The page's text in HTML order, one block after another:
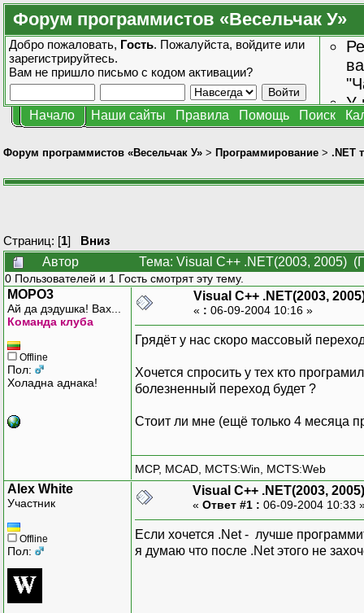
Форум программистов «Весельчак У»
Добро пожаловать, Гость. Пожалуйста, войдите или
зарегистрируйтесь.
Вам не пришло письмо с кодом активации?
У
Начало Наши сайты Правила Помощь Поиск
Форум программистов «Весельчак У» > Программирование > .NET
Страниц: [1] Вниз
Автор
Тема: Visual C++ .NET(2003, 2005)
0 Пользователей и 1 Гость смотрят эту тему.
MOPO3
Ай да дэдушка! Вах...
Команда клуба
Offline
Пол:
Холадна аднака!
Visual C++ .NET(2003,
« : 06-09-2004 10:16 »
Грядёт у нас скоро массовый
Хочется спросить у тех кто
болезненный переход будет ?
Стоит ли мне (ещё только 4 месяца
MCP, MCAD, MCTS:Win, MCTS:Web
Alex White
Участник
Offline
Пол:
Visual C++ .NET(2003, 2005)
« Ответ #1 : 06-09-2004 10:33
Если хочется .Net - лучше
я думаю что после .Net этого не